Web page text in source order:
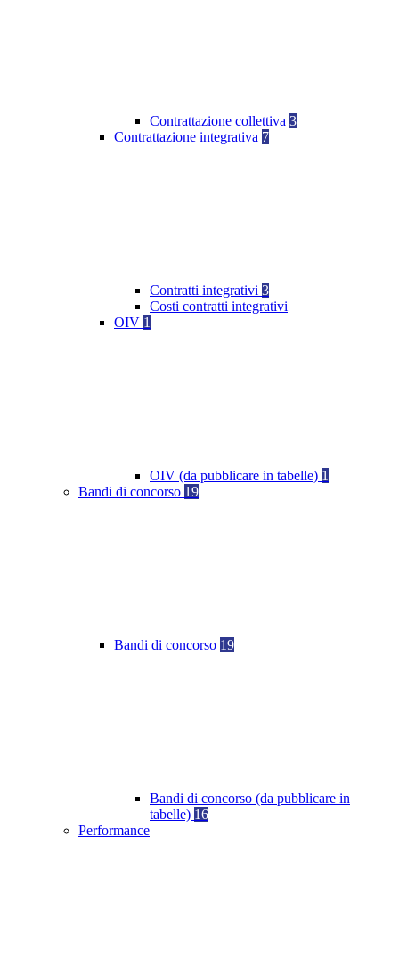
Contrattazione collettiva 3
Contrattazione integrativa 7
Contratti integrativi 3
Costi contratti integrativi
OIV 1
OIV (da pubblicare in tabelle) 1
Bandi di concorso 19
Bandi di concorso 19
Bandi di concorso (da pubblicare in
tabelle) 16
Performance